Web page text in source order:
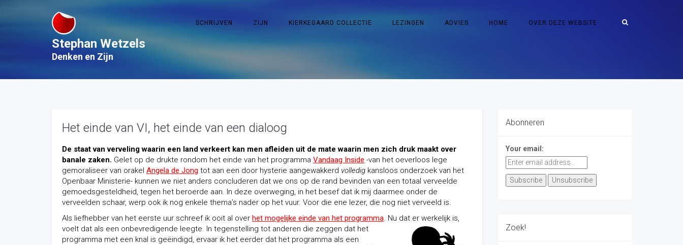
SCHRIJVEN ZIJN KIERKEGAARD COLLECTIE LEZINGEN ADVIES HOME OVER DEZE WEBSITE
Stephan Wetzels
Denken en Zijn
Het einde van VI, het einde van een dialoog
De staat van verveling waarin een land verkeert kan men afleiden uit de mate waarin men zich druk maakt over
banale zaken. Gelet op de drukte rondom het einde van het programma Vandaag Inside -van het oeverloos lege
gemoraliseer van orakel Angela de Jong tot aan een door hysterie aangewakkerd volledig kansloos onderzoek van het
Openbaar Ministerie- kunnen we niet anders concluderen dat we ons op de rand bevinden van een totaal verveelde
gemoedsgesteldheid, tegen het beroerde aan. In deze overweging, in het besef dat ik mij daarmee onder de
verveelden schaar, werp ook ik nog enkele thema’s nader op het vuur. Voor die ene lezer, die nog niet verveeld is.
Als liefhebber van het eerste uur schreef ik ooit al over het mogelijke einde van het programma. Nu dat er werkelijk is,
voelt dat als een onbevredigende leegte. In tegenstelling tot anderen die zeggen dat het
programma met een knal is geëindigd, ervaar ik het eerder dat het programma als een
Abonneren
Your email:
Zoek!